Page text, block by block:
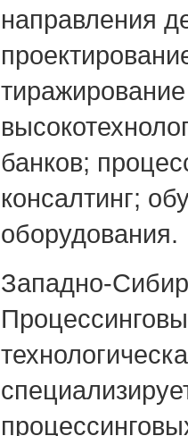
направления
тиражирование
банков;
консалтинг;
оборудования.
Западно-